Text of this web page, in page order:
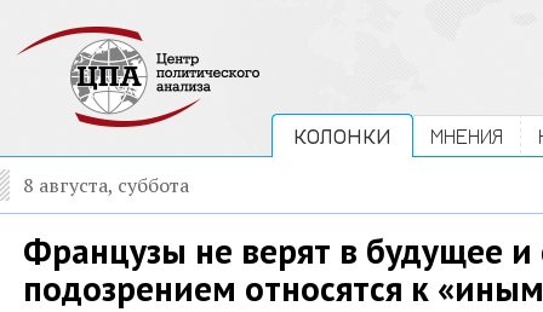
КОЛОНКИ МНЕНИЯ
8 августа, суббота
Французы не верят в будущее и
подозрением относятся к